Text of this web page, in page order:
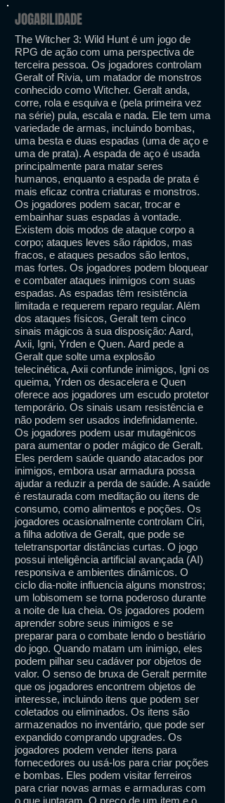
JOGABILIDADE
The Witcher 3: Wild Hunt é um jogo de
RPG de ação com uma perspectiva de
terceira pessoa. Os jogadores controlam
Geralt of Rivia, um matador de monstros
conhecido como Witcher. Geralt anda,
corre, rola e esquiva e (pela primeira vez
na série) pula, escala e nada. Ele tem uma
variedade de armas, incluindo bombas,
uma besta e duas espadas (uma de aço e
uma de prata). A espada de aço é usada
principalmente para matar seres
humanos, enquanto a espada de prata é
mais eficaz contra criaturas e monstros.
Os jogadores podem sacar, trocar e
embainhar suas espadas à vontade.
Existem dois modos de ataque corpo a
corpo; ataques leves são rápidos, mas
fracos, e ataques pesados ​​são lentos,
mas fortes. Os jogadores podem bloquear
e combater ataques inimigos com suas
espadas. As espadas têm resistência
limitada e requerem reparo regular. Além
dos ataques físicos, Geralt tem cinco
sinais mágicos à sua disposição: Aard,
Axii, Igni, Yrden e Quen. Aard pede a
Geralt que solte uma explosão
telecinética, Axii confunde inimigos, Igni os
queima, Yrden os desacelera e Quen
oferece aos jogadores um escudo protetor
temporário. Os sinais usam resistência e
não podem ser usados ​​indefinidamente.
Os jogadores podem usar mutagênicos
para aumentar o poder mágico de Geralt.
Eles perdem saúde quando atacados por
inimigos, embora usar armadura possa
ajudar a reduzir a perda de saúde. A saúde
é restaurada com meditação ou itens de
consumo, como alimentos e poções. Os
jogadores ocasionalmente controlam Ciri,
a filha adotiva de Geralt, que pode se
teletransportar distâncias curtas. O jogo
possui inteligência artificial avançada (AI)
responsiva e ambientes dinâmicos. O
ciclo dia-noite influencia alguns monstros;
um lobisomem se torna poderoso durante
a noite de lua cheia. Os jogadores podem
aprender sobre seus inimigos e se
preparar para o combate lendo o bestiário
do jogo. Quando matam um inimigo, eles
podem pilhar seu cadáver por objetos de
valor. O senso de bruxa de Geralt permite
que os jogadores encontrem objetos de
interesse, incluindo itens que podem ser
coletados ou eliminados. Os itens são
armazenados no inventário, que pode ser
expandido comprando upgrades. Os
jogadores podem vender itens para
fornecedores ou usá-los para criar poções
e bombas. Eles podem visitar ferreiros
para criar novas armas e armaduras com
o que juntaram. O preço de um item e o